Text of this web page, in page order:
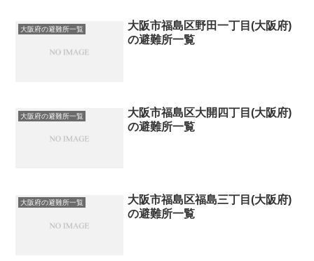
大阪府の避難所一覧
大阪市福島区野田一丁目(大阪府)
の避難所一覧
大阪府の避難所一覧
大阪市福島区大開四丁目(大阪府)
の避難所一覧
大阪府の避難所一覧
大阪市福島区福島三丁目(大阪府)
の避難所一覧